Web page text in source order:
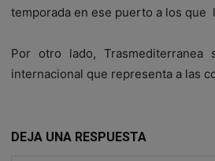
temporada en ese puerto a los
Por otro lado,
internacional que representa a las
DEJA UNA RESPUESTA